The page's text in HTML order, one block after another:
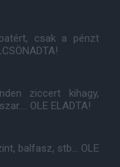
csak a pénzt
ziccert kihagy,
OLE ELADTA!
balfasz, stb... OLE